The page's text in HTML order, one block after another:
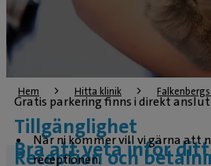
Hem Hitta klinik
Bra att veta inför ditt
Tillgänglighet
Gratis parkering finns i direkt
Reception och
När ni kommer vill vi gärna att
receptionen.